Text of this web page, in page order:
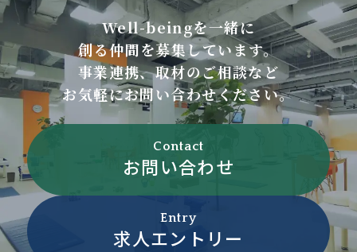
Well-beingを一緒に
創る仲間を募集しています。
事業連携、取材のご相談など
お気軽にお問い合わせください。
Contact
お問い合わせ
Entry
求人エントリー